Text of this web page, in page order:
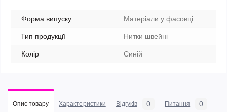
Форма випуску Матеріали у фасовці
Тип продукції Нитки швейні
Колір Синій
Опис товару Характеристики Відгуків 0 Питання 0